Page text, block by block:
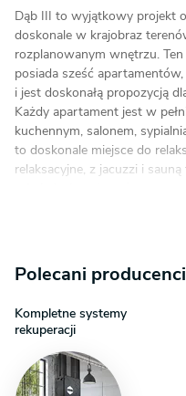
Dąb III to wyjątkowy projekt
doskonale w krajobraz
rozplanowanym wnętrzu.
posiada sześć
i jest doskonałą propozycją
Każdy apartament jest w
kuchennym, salonem,
to doskonale miejsce do
relaksacyjne, z jacuzzi i
kotłownię ze zbiornikami na
Polecani producenci
Kompletne systemy
rekuperacji